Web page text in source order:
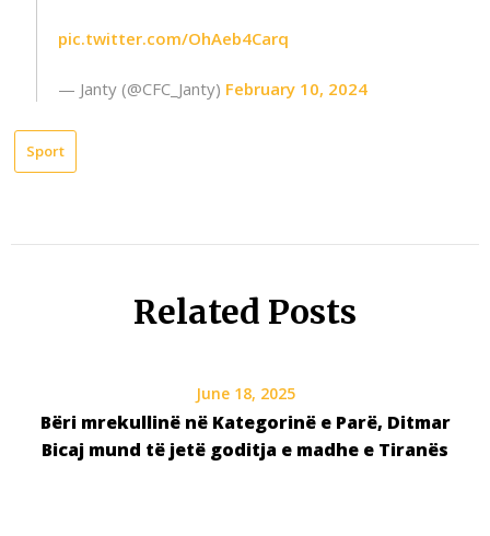
pic.twitter.com/OhAeb4Carq
— Janty (@CFC_Janty) February 10, 2024
Sport
Related Posts
June 18, 2025
Bëri mrekullinë në Kategorinë e Parë, Ditmar
Bicaj mund të jetë goditja e madhe e Tiranës